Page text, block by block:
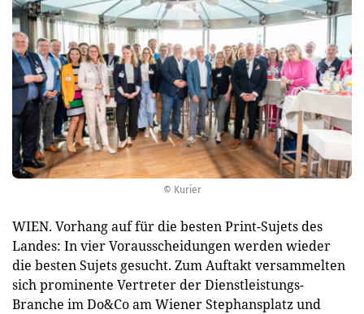
© Kurier
WIEN. Vorhang auf für die besten Print-Sujets des
Landes: In vier Vorausscheidungen werden wieder
die besten Sujets gesucht. Zum Auftakt versammelten
sich prominente Vertreter der Dienstleistungs-
Branche im Do&Co am Wiener Stephansplatz und